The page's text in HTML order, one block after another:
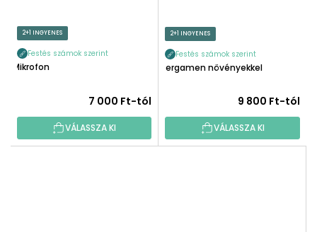
2+1 INGYENES
Festés számok szerint
Mikrofon
7 000 Ft-tól
VÁLASSZA KI
2+1 INGYENES
Festés számok szerint
Pergamen növényekkel
9 800 Ft-tól
VÁLASSZA KI